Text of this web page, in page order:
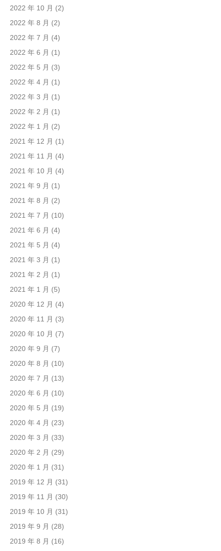
2022 年 10 月 (2)
2022 年 8 月 (2)
2022 年 7 月 (4)
2022 年 6 月 (1)
2022 年 5 月 (3)
2022 年 4 月 (1)
2022 年 3 月 (1)
2022 年 2 月 (1)
2022 年 1 月 (2)
2021 年 12 月 (1)
2021 年 11 月 (4)
2021 年 10 月 (4)
2021 年 9 月 (1)
2021 年 8 月 (2)
2021 年 7 月 (10)
2021 年 6 月 (4)
2021 年 5 月 (4)
2021 年 3 月 (1)
2021 年 2 月 (1)
2021 年 1 月 (5)
2020 年 12 月 (4)
2020 年 11 月 (3)
2020 年 10 月 (7)
2020 年 9 月 (7)
2020 年 8 月 (10)
2020 年 7 月 (13)
2020 年 6 月 (10)
2020 年 5 月 (19)
2020 年 4 月 (23)
2020 年 3 月 (33)
2020 年 2 月 (29)
2020 年 1 月 (31)
2019 年 12 月 (31)
2019 年 11 月 (30)
2019 年 10 月 (31)
2019 年 9 月 (28)
2019 年 8 月 (16)